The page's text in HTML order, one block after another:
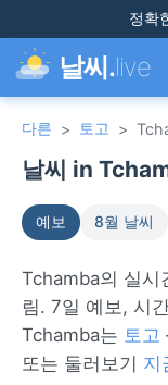
정확
날씨.live
다른 > 토고 >
날씨 in
예보 8월 날씨
Tchamba의 실시
림. 7일 예보, 시
Tchamba는 토고
또는 둘러보기 지